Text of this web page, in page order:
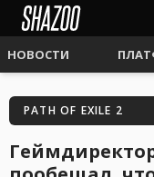
НОВОСТИ
PATH OF EXILE 2